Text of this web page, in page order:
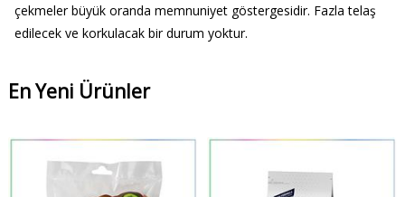
çekmeler büyük oranda memnuniyet göstergesidir. Fazla telaş
edilecek ve korkulacak bir durum yoktur.
En Yeni Ürünler